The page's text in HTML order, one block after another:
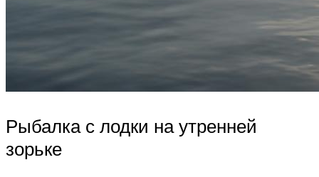
Рыбалка с лодки на утренней
зорьке